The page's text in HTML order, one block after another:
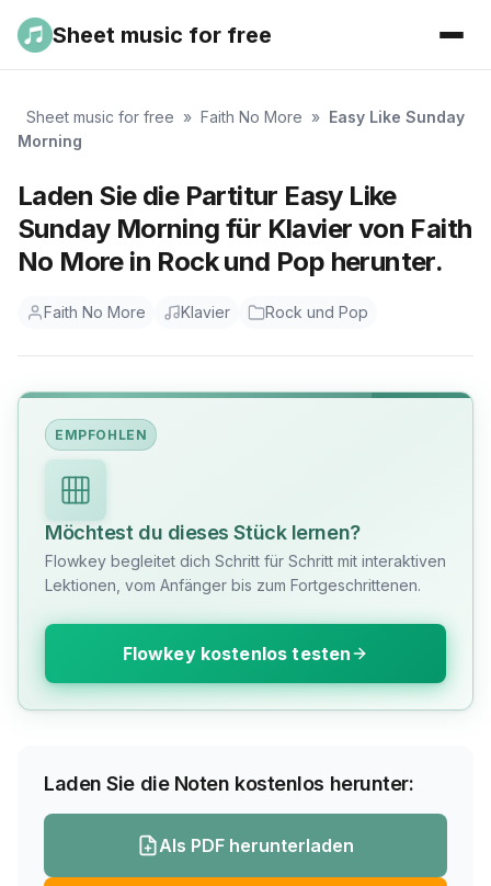
Sheet music for free
Sheet music for free » Faith No More » Easy Like Sunday
Morning
Laden Sie die Partitur Easy Like
Sunday Morning für Klavier von Faith
No More in Rock und Pop herunter.
Faith No More Klavier Rock und Pop
EMPFOHLEN
Möchtest du dieses Stück lernen?
Flowkey begleitet dich Schritt für Schritt mit interaktiven
Lektionen, vom Anfänger bis zum Fortgeschrittenen.
Flowkey kostenlos testen
Laden Sie die Noten kostenlos herunter:
Als PDF herunterladen